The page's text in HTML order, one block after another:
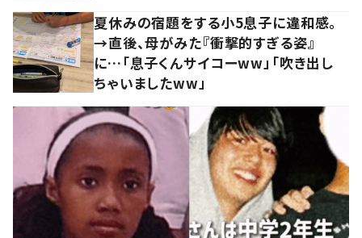
夏休みの宿題をする小5息子に違和感。
→直後、母がみた『衝撃的すぎる姿』
に…「息子くんサイコーww」「吹き出し
ちゃいましたww」